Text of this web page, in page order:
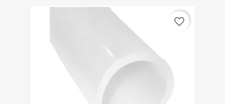
favorite_border